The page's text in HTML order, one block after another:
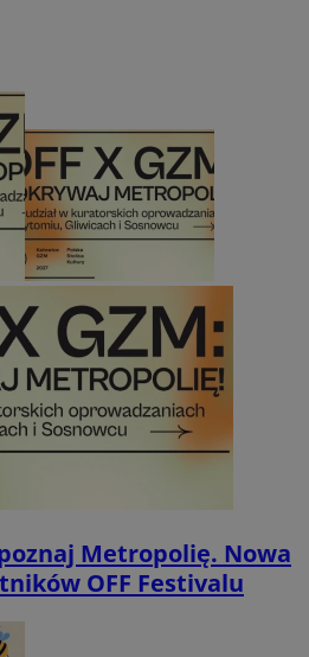
Metropolię. Nowa
OFF Festivalu